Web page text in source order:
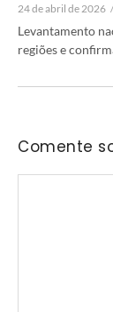
24 de abril de 2026 /
Levantamento
regiões e
Comente